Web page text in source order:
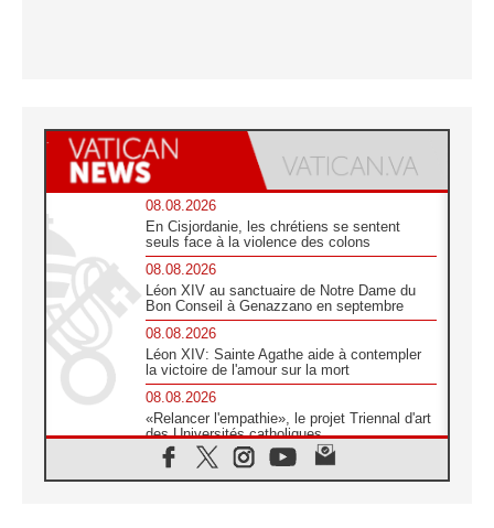
08.08.2026
En Cisjordanie, les chrétiens se sentent
seuls face à la violence des colons
08.08.2026
Léon XIV au sanctuaire de Notre Dame du
Bon Conseil à Genazzano en septembre
08.08.2026
Léon XIV: Sainte Agathe aide à contempler
la victoire de l'amour sur la mort
08.08.2026
«Relancer l'empathie», le projet Triennal d'art
des Universités catholiques
08.08.2026
Signis 2026, donner la parole aux religieuses